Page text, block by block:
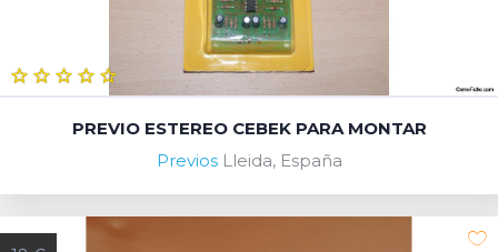
PREVIO ESTEREO CEBEK PARA MONTAR
Previos Lleida, España